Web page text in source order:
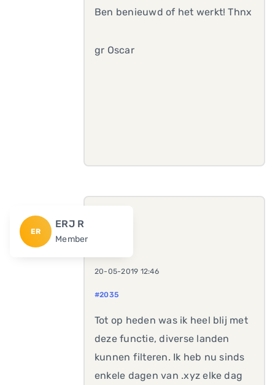
Ben benieuwd of het werkt! Thnx
gr Oscar
ER
ERJ R
Member
20-05-2019 12:46
#2035
Tot op heden was ik heel blij met
deze functie, diverse landen
kunnen filteren. Ik heb nu sinds
enkele dagen van .xyz elke dag